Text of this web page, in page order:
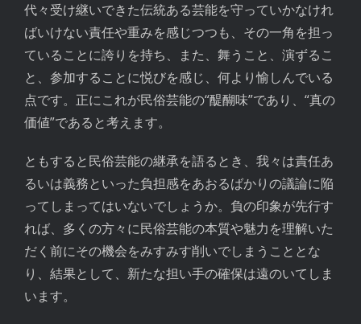
代々受け継いできた伝統ある芸能を守っていかなけれ
ばいけない責任や重みを感じつつも、その一角を担っ
ていることに誇りを持ち、また、舞うこと、演ずるこ
と、参加することに悦びを感じ、何より愉しんでいる
点です。正にこれが民俗芸能の“醍醐味”であり、“真の
価値”であると考えます。
ともすると民俗芸能の継承を語るとき、我々は責任あ
るいは義務といった負担感をあおるばかりの議論に陥
ってしまってはいないでしょうか。負の印象が先行す
れば、多くの方々に民俗芸能の本質や魅力を理解いた
だく前にその機会をみすみす削いでしまうこととな
り、結果として、新たな担い手の確保は遠のいてしま
います。